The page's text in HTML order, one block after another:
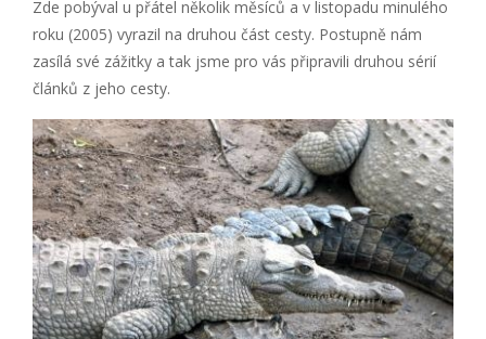
Zde pobýval u přátel několik měsíců a v listopadu minulého
roku (2005) vyrazil na druhou část cesty. Postupně nám
zasílá své zážitky a tak jsme pro vás připravili druhou sérií
článků z jeho cesty.